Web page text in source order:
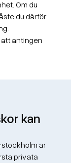
Om du
du därför
antingen
kan
är
privata